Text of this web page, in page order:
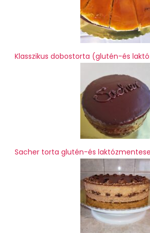
Klasszikus dobostorta (glutén-és
Sacher torta glutén-és